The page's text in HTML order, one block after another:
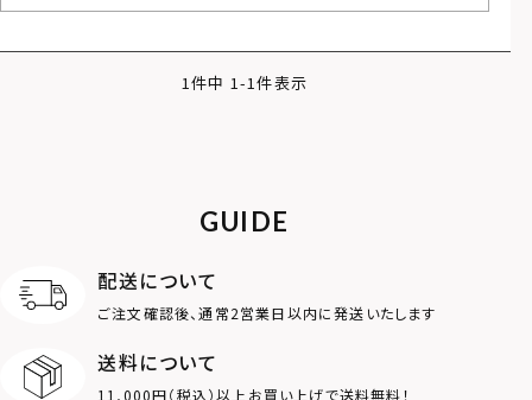
1件中 1-1件表示
GUIDE
配送について
ご注文確認後、通常2営業日以内に発送いたします
送料について
11,000円（税込）以上お買い上げで送料無料！